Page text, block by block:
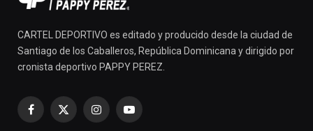
CARTEL DEPORTIVO es editado y producido desde la ciudad de
Santiago de los Caballeros, República Dominicana y dirigido por
cronista deportivo PAPPY PEREZ.
Facebook
X
InstagramYouTube